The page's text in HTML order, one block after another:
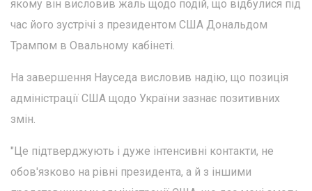
якому він висловив жаль щодо подій, що відбулися під
час його зустрічі з президентом США Дональдом
Трампом в Овальному кабінеті.
На завершення Науседа висловив надію, що позиція
адміністрації США щодо України зазнає позитивних
змін.
"Це підтверджують і дуже інтенсивні контакти, не
обов'язково на рівні президента, а й з іншими